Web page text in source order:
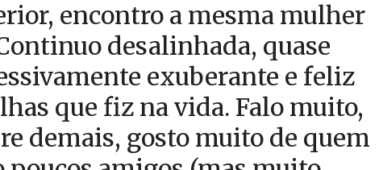
encontro a mesma mulher
desalinhada, quase
exuberante e feliz
que fiz na vida. Falo muito,
demais, gosto muito de quem